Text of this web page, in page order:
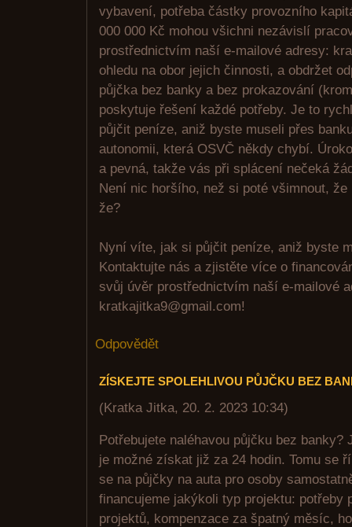
vybavení, potřeba částky provozního
000 000 Kč mohou všichni nezávislí
prostřednictvím naší e-mailové adresy:
ohledu na obor jejich činnosti, a obdržet
půjčka bez banky a bez prokazování
poskytuje řešení každé potřeby. Je to
půjčit peníze, aniž byste museli přes
autonomii, která OSVČ někdy chybí.
a pevná, takže vás při splácení nečeká
Není nic horšího, než si poté všimnout,
že?
Nyní víte, jak si půjčit peníze, aniž byste
Kontaktujte nás a zjistěte více o
svůj úvěr prostřednictvím naší e-mailové
kratkajitka9@gmail.com!
Odpovědět
ZÍSKEJTE SPOLEHLIVOU PŮJČKU BEZ
(Kratka Jitka, 20. 2. 2023 10:34)
Potřebujete naléhavou půjčku bez
je možné získat již za 24 hodin. Tomu se
se na půjčky na auta pro osoby
financujeme jakýkoli typ projektu: potřeby
projektů, kompenzace za špatný měsíc,